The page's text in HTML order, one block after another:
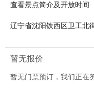
查看景点简介及开放时间
辽宁省沈阳铁西区卫工北
暂无报价
暂无门票预订，我们正在